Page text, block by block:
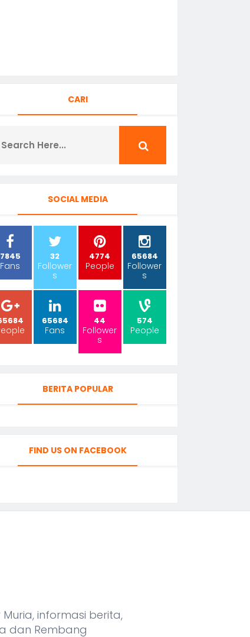
CARI
SOCIAL MEDIA
7845
Fans
32
Follower
s
4774
People
65684
Follower
s
65684
Fans
44
Follower
s
574
People
BERITA POPULAR
FIND US ON FACEBOOK
informasi berita,
dan Rembang